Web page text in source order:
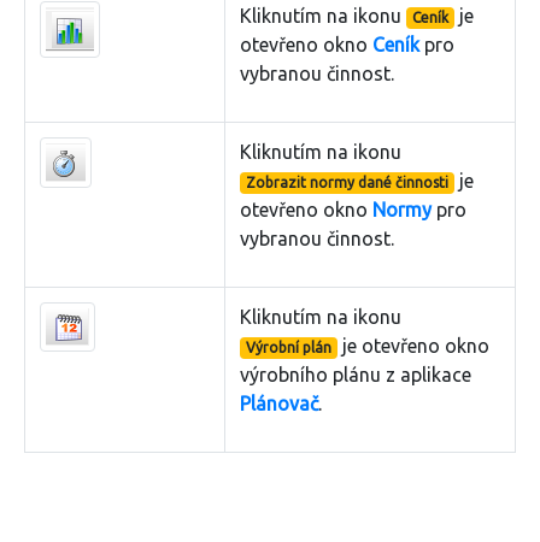
Kliknutím na ikonu Ceník
je
otevřeno okno Ceníkpro
vybranou činnost.
Kliknutím na ikonu
Zobrazit normy dané činnosti
je
otevřeno okno Normypro
vybranou činnost.
Kliknutím na ikonu
Výrobní plán
je otevřeno okno
výrobního plánu z aplikace
Plánovač.